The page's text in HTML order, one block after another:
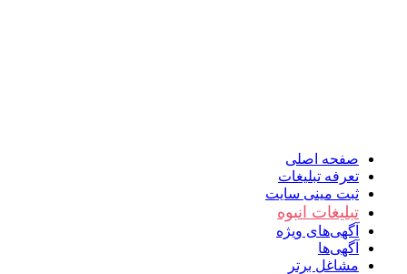
صفحه اصلی
تعرفه تبلیغات
ثبت مینی سایت
تبلیغات انبوه
آگهی‌های ویژه
آگهی‌ها
مشاغل برتر